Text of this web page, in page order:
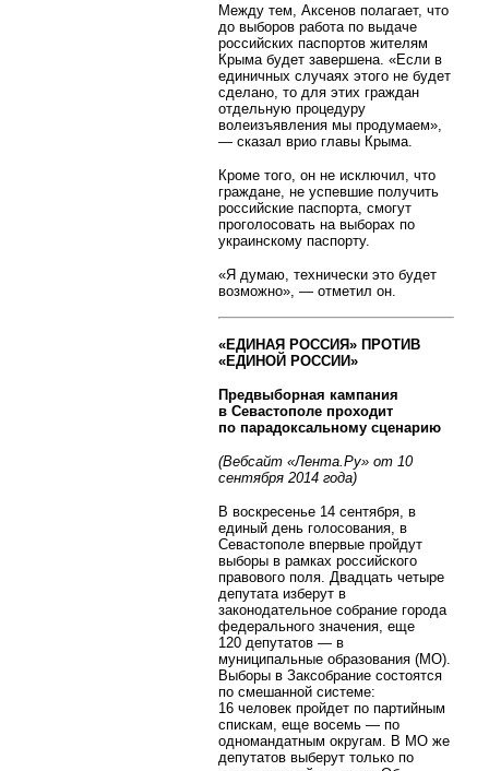
Между тем, Аксенов полагает, что
до выборов работа по выдаче
российских паспортов жителям
Крыма будет завершена. «Если в
единичных случаях этого не будет
сделано, то для этих граждан
отдельную процедуру
волеизъявления мы продумаем»,
— сказал врио главы Крыма.
Кроме того, он не исключил, что
граждане, не успевшие получить
российские паспорта, смогут
проголосовать на выборах по
украинскому паспорту.
«Я думаю, технически это будет
возможно», — отметил он.
«ЕДИНАЯ РОССИЯ» ПРОТИВ
«ЕДИНОЙ РОССИИ»
Предвыборная кампания
в Севастополе проходит
по парадоксальному сценарию
(Вебсайт «Лента.Ру» от 10
сентября 2014 года)
В воскресенье 14 сентября, в
единый день голосования, в
Севастополе впервые пройдут
выборы в рамках российского
правового поля. Двадцать четыре
депутата изберут в
законодательное собрание города
федерального значения, еще
120 депутатов — в
муниципальные образования (МО).
Выборы в Заксобрание состоятся
по смешанной системе:
16 человек пройдет по партийным
спискам, еще восемь — по
одномандатным округам. В МО же
депутатов выберут только по